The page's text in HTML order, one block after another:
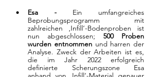
Esa - Ein umfangreiches
Beprobungsprogramm mit
zahlreichen ‚Infill‘-Bodenproben ist
nun abgeschlossen; 500 Proben
wurden entnommen und harren der
Analyse. Zweck der Arbeiten ist es,
die im Jahr 2022 erfolgreich
definierte Scherungszone Esa